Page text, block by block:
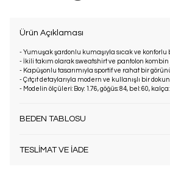
Ürün Açıklaması
- Yumuşak şardonlu kumaşıyla sıcak ve konforlu
- İkili takım olarak sweatshirt ve pantolon kombin
- Kapüşonlu tasarımıyla sportif ve rahat bir
- Çıtçıt detaylarıyla modern ve kullanışlı bir
- Modelin ölçüleri: Boy: 1.76, göğüs: 84, bel: 60, kalça:
BEDEN TABLOSU
TESLİMAT VE İADE